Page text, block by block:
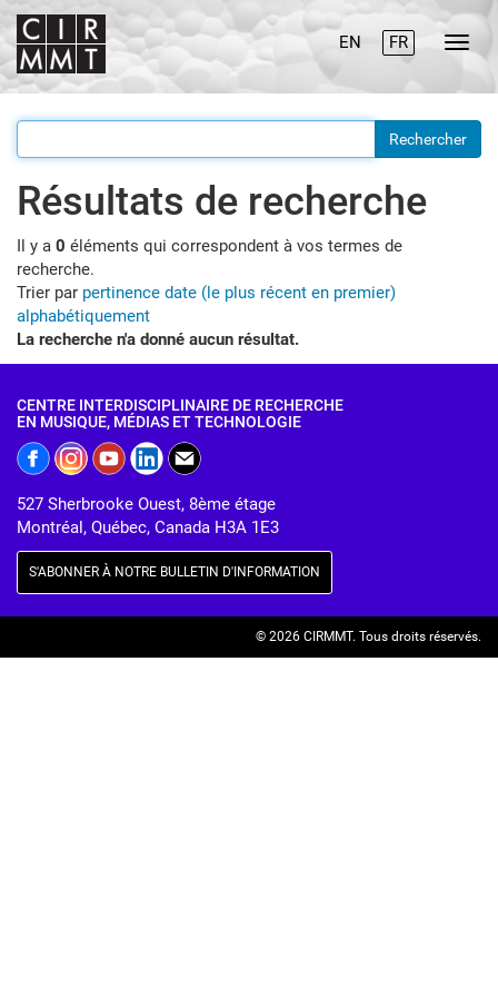
EN FR
Résultats de recherche
Il y a 0 éléments qui correspondent à vos termes de
recherche.
Trier par pertinence date (le plus récent en premier)
alphabétiquement
La recherche n'a donné aucun résultat.
CENTRE INTERDISCIPLINAIRE DE RECHERCHE
EN MUSIQUE, MÉDIAS ET TECHNOLOGIE
527 Sherbrooke Ouest, 8ème étage
Montréal, Québec, Canada H3A 1E3
S'ABONNER À NOTRE BULLETIN D'INFORMATION
© 2026 CIRMMT. Tous droits réservés.